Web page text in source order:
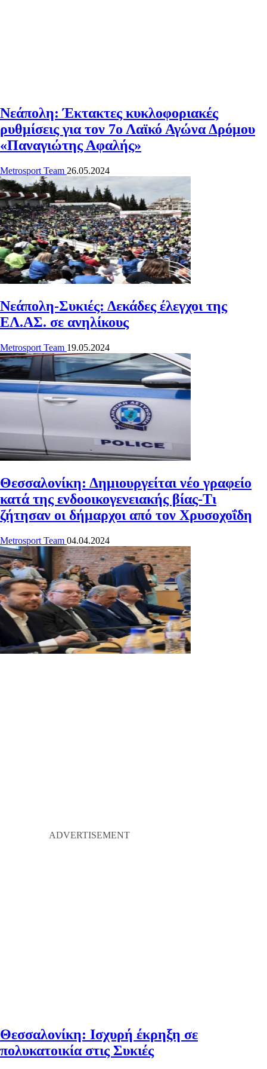
Νεάπολη: Έκτακτες κυκλοφοριακές
ρυθμίσεις για τον 7ο Λαϊκό Αγώνα Δρόμου
«Παναγιώτης Αφαλής»
Metrosport Team 26.05.2024
Νεάπολη-Συκιές: Δεκάδες έλεγχοι της
ΕΛ.ΑΣ. σε ανηλίκους
Metrosport Team 19.05.2024
Θεσσαλονίκη: Δημιουργείται νέο γραφείο
κατά της ενδοοικογενειακής βίας-Τι
ζήτησαν οι δήμαρχοι από τον Χρυσοχοΐδη
Metrosport Team 04.04.2024
Θεσσαλονίκη: Ισχυρή έκρηξη σε
πολυκατοικία στις Συκιές